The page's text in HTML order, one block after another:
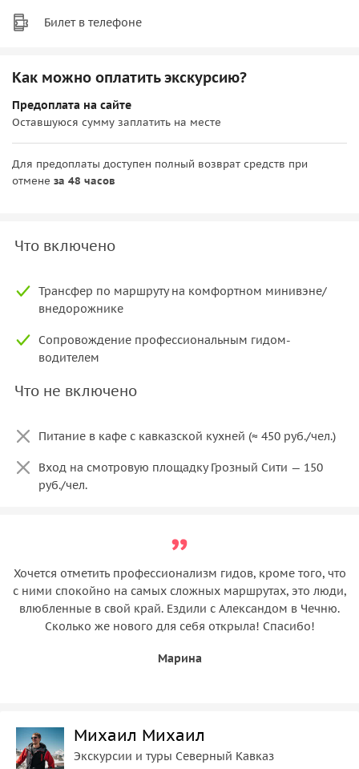
Билет в телефоне
Как можно оплатить экскурсию?
Предоплата на сайте
Оставшуюся сумму заплатить на месте
Для предоплаты доступен полный возврат средств при
отмене за 48 часов
Что включено
Трансфер по маршруту на комфортном минивэне/
внедорожнике
Сопровождение профессиональным гидом-
водителем
Что не включено
Питание в кафе с кавказской кухней (≈ 450 руб./чел.)
Вход на смотровую площадку Грозный Сити — 150
руб./чел.
Хочется отметить профессионализм гидов, кроме того, что
с ними спокойно на самых сложных маршрутах, это люди,
влюбленные в свой край. Ездили с Александом в Чечню.
Сколько же нового для себя открыла! Спасибо!
Марина
Михаил Михаил
Экскурсии и туры Северный Кавказ